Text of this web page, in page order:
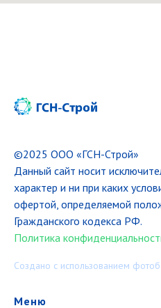
©2025 ООО «ГСН-Строй»
Данный сайт носит
характер и ни при каких
офертой, определяемой
Гражданского кодекса РФ.
Политика
Создано с использованием ф
Меню